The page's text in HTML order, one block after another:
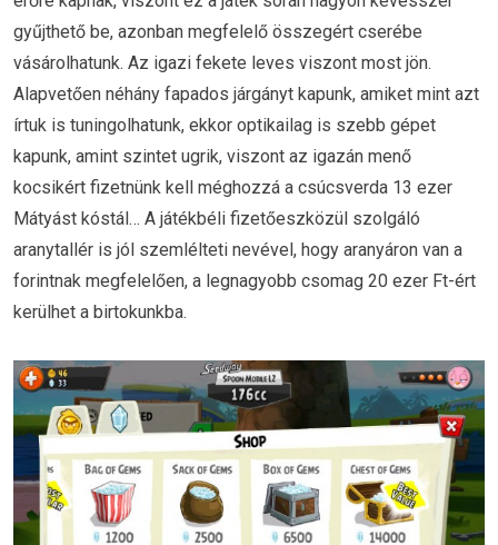
gyűjthető be, azonban megfelelő összegért cserébe
vásárolhatunk. Az igazi fekete leves viszont most jön.
Alapvetően néhány fapados járgányt kapunk, amiket mint azt
írtuk is tuningolhatunk, ekkor optikailag is szebb gépet
kapunk, amint szintet ugrik, viszont az igazán menő
kocsikért fizetnünk kell méghozzá a csúcsverda 13 ezer
Mátyást kóstál… A játékbéli fizetőeszközül szolgáló
aranytallér is jól szemlélteti nevével, hogy aranyáron van a
forintnak megfelelően, a legnagyobb csomag 20 ezer Ft-ért
kerülhet a birtokunkba.